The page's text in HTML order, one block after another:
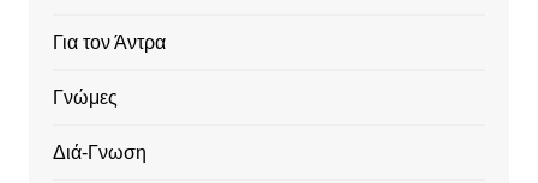
Για τον Άντρα
Γνώμες
Διά-Γνωση